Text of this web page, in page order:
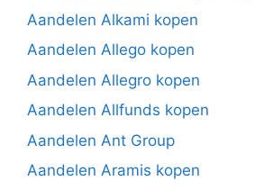
Aandelen Alkami kopen
Aandelen Allego kopen
Aandelen Allegro kopen
Aandelen Allfunds kopen
Aandelen Ant Group
Aandelen Aramis kopen